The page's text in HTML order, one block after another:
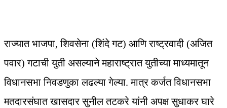
राज्यात भाजपा, शिवसेना (शिंदे गट) आणि राष्ट्रवादी (अजित
पवार) गटाची युती असल्याने महाराष्ट्रात युतीच्या माध्यमातून
विधानसभा निवडणुका लढल्या गेल्या. मात्र कर्जत विधानसभा
मतदारसंघात खासदार सुनील तटकरे यांनी अपक्ष सुधाकर घारे